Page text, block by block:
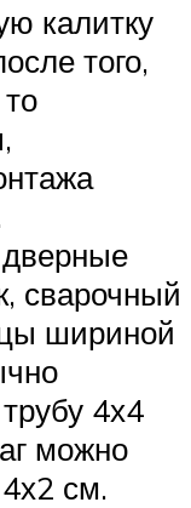
калитку
того,
сварочный
шириной
4х4
можно
см.